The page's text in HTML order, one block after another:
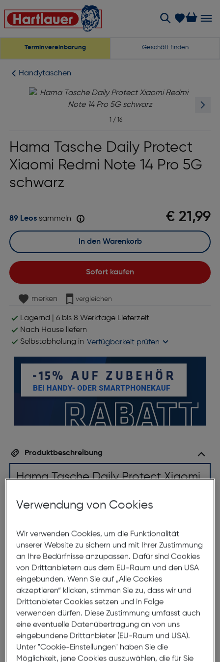
Terminvereinbarung Geschäft finden
Handytaschen
1 / 16
Hama Tasche Daily Protect
Xiaomi Redmi Note 14 Pro 5G
schwarz
€ 21,99
89 Leossammeln
Sofort kaufen
In den Warenkorb
merken vergleichen
Lagernd | 6 bis 8 Werktage Lieferzeit
Nach Hause liefern
Selbstabholung in Verfügbarkeit prüfen
Produktbeschreibung
Hama Tasche Daily Protect Xiaomi
ArtNr.: 180007860
Praktischer Rundumschutz im
eleganten Business-Style
die Handytasche „Daily Protect“ hat nicht nur einen
sicheren Platz für Ihr Xiaomi Redmi Note 14 Pro 5G,
sondern auch für fast alles Andere, was Sie im Alltag
bei sich tragen.
Kameraschutz durch erhöhte Kanten
Einfach sorglos hinlegen: Die erhöhten Kanten in der
Handytasche-Rückseite bieten Schutz für die
Verwendung von Cookies
Wir verwenden Cookies, um die Funktionalität
unserer Website zu sichern und mit Ihrer Zustimmung
an Ihre Bedürfnisse anzupassen. Dafür sind Cookies
von Drittanbietern aus dem EU-Raum und den USA
eingebunden. Wenn Sie auf „Alle Cookies
akzeptieren“ klicken, stimmen Sie zu, dass wir und
Drittanbieter Cookies setzen und in Folge
verwenden dürfen. Diese Zustimmung umfasst auch
eine eventuelle Datenübertragung an von uns
eingebundene Drittanbieter (EU-Raum und USA).
Unter "Cookie-Einstellungen" haben Sie die
Möglichkeit, jene Cookies auszuwählen, die für Sie